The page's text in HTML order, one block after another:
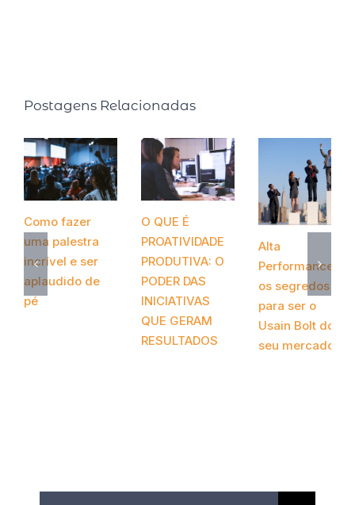
Postagens Relacionadas
Como fazer
uma palestra
incrível e ser
aplaudido de
pé
O QUE É
PROATIVIDADE
PRODUTIVA: O
PODER DAS
INICIATIVAS
QUE GERAM
RESULTADOS
Alta
Performance:
os segredos
para ser o
Usain Bolt do
seu mercado